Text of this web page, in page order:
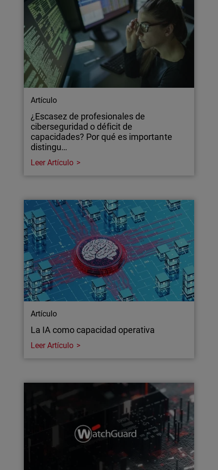
Artículo
¿Escasez de profesionales de
ciberseguridad o déficit de
capacidades? Por qué es importante
distingu…
Leer Artículo
Artículo
La IA como capacidad operativa
Leer Artículo